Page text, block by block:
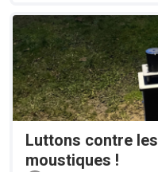
Luttons contre les
moustiques !